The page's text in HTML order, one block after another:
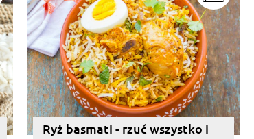
Ryż basmati - rzuć wszystko i